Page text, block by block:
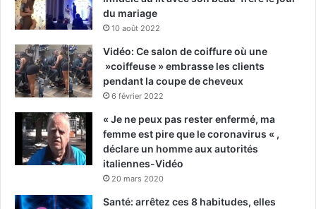
du mariage
10 août 2022
Vidéo: Ce salon de coiffure où une
»coiffeuse » embrasse les clients
pendant la coupe de cheveux
6 février 2022
« Je ne peux pas rester enfermé, ma
femme est pire que le coronavirus « ,
déclare un homme aux autorités
italiennes-Vidéo
20 mars 2020
Santé: arrêtez ces 8 habitudes, elles